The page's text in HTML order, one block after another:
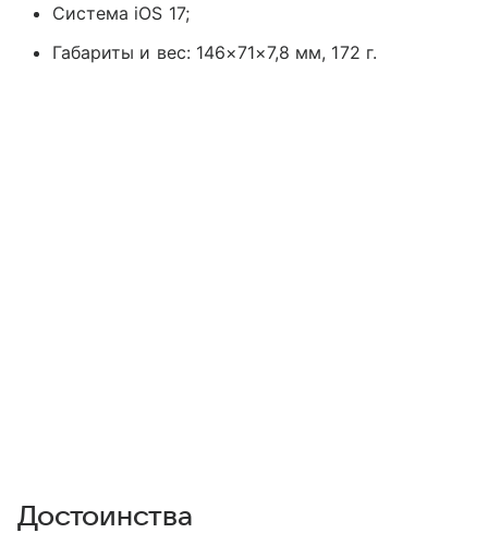
Система iOS 17;
Габариты и вес: 146×71×7,8 мм, 172 г.
Достоинства